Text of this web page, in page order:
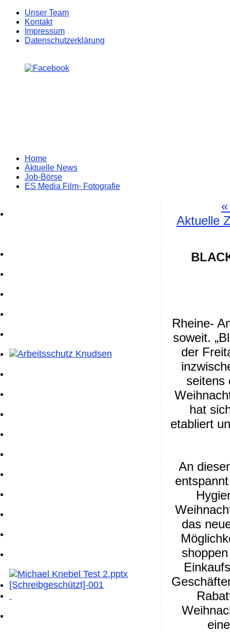
Unser Team
Kontakt
Impressum
Datenschutzerklärung
Zum
Inhalt
springen
Home
Aktuelle News
Job-Börse
ES Media Film- Fotografie
«
Aktuelle
Rheine-
soweit.
der
seitens
hat
etabliert
An
das